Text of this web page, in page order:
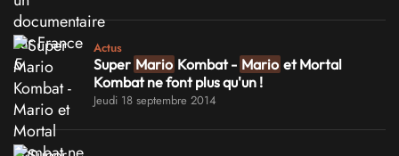
Actus
Super Mario Kombat - Mario et Mortal
Kombat ne font plus qu'un !
Jeudi 18 septembre 2014